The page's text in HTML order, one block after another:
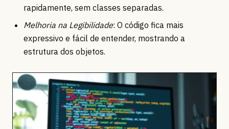
rapidamente, sem classes separadas.
Melhoria na Legibilidade: O código fica mais
expressivo e fácil de entender, mostrando a
estrutura dos objetos.